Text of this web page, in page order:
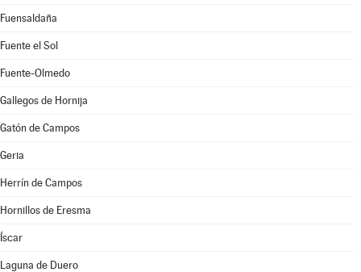
Fuensaldaña
Fuente el Sol
Fuente-Olmedo
Gallegos de Hornija
Gatón de Campos
Geria
Herrín de Campos
Hornillos de Eresma
Íscar
Laguna de Duero